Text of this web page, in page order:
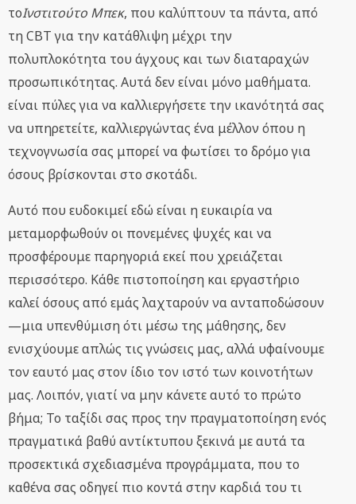
τοΙνστιτούτο Μπεκ, που καλύπτουν τα πάντα, από
τη CBT για την κατάθλιψη μέχρι την
πολυπλοκότητα του άγχους και των διαταραχών
προσωπικότητας. Αυτά δεν είναι μόνο μαθήματα.
είναι πύλες για να καλλιεργήσετε την ικανότητά σας
να υπηρετείτε, καλλιεργώντας ένα μέλλον όπου η
τεχνογνωσία σας μπορεί να φωτίσει το δρόμο για
όσους βρίσκονται στο σκοτάδι.
Αυτό που ευδοκιμεί εδώ είναι η ευκαιρία να
μεταμορφωθούν οι πονεμένες ψυχές και να
προσφέρουμε παρηγοριά εκεί που χρειάζεται
περισσότερο. Κάθε πιστοποίηση και εργαστήριο
καλεί όσους από εμάς λαχταρούν να ανταποδώσουν
—μια υπενθύμιση ότι μέσω της μάθησης, δεν
ενισχύουμε απλώς τις γνώσεις μας, αλλά υφαίνουμε
τον εαυτό μας στον ίδιο τον ιστό των κοινοτήτων
μας. Λοιπόν, γιατί να μην κάνετε αυτό το πρώτο
βήμα; Το ταξίδι σας προς την πραγματοποίηση ενός
πραγματικά βαθύ αντίκτυπου ξεκινά με αυτά τα
προσεκτικά σχεδιασμένα προγράμματα, που το
καθένα σας οδηγεί πιο κοντά στην καρδιά του τι